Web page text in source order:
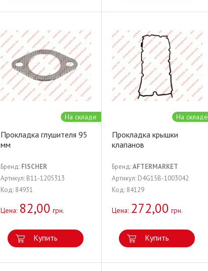
На складе
Прокладка глушителя 95
мм
Бренд: FISCHER
Артикул: B11-1205313
Код: 84931
Цена: 82,00 грн.
Купить
На складе
Прокладка крышки
клапанов
Бренд:AFTERMARKET
Артикул: D4G15B-1003042
Код: 84129
Цена: 272,00 грн.
Купить